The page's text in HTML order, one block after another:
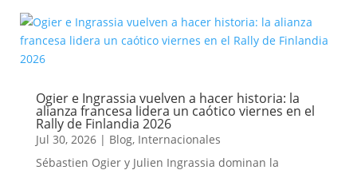
Ogier e Ingrassia vuelven a hacer historia: la
alianza francesa lidera un caótico viernes en el
Rally de Finlandia 2026
Jul 30, 2026| Blog, Internacionales
Sébastien Ogier y Julien Ingrassia dominan la